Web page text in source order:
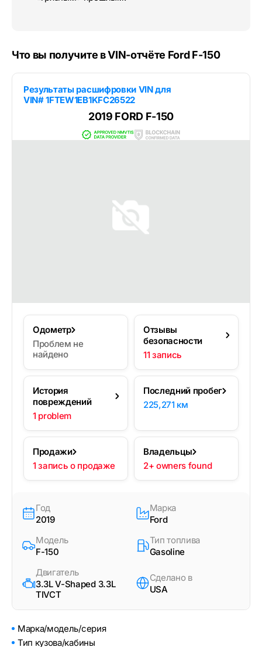
Что вы получите в VIN-отчёте Ford F-150
Результаты расшифровки VIN для
VIN# 1FTEW1EB1KFC26522
2019 FORD F-150
Одометр
Проблем не
найдено
Отзывы
безопасности
11 запись
История
повреждений
1 problem
Последний пробег
225,271 км
Продажи
1 запись о продаже
Владельцы
2+ owners found
Год
2019
Марка
Ford
Модель
F-150
Тип топлива
Gasoline
Двигатель
3.3L V-Shaped 3.3L
TIVCT
Сделано в
USA
Марка/модель/серия
Тип кузова/кабины